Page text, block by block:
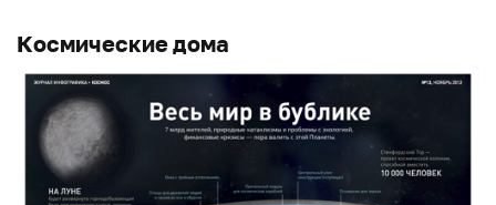
Космические дома